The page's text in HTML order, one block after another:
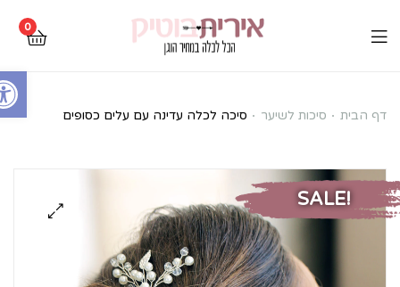
Open toolbar
0
סיכה
עדינה
עם
כסופים
דף הבית סיכות לשיער סיכה לכלה עדינה עם עלים כסופים
SALE!